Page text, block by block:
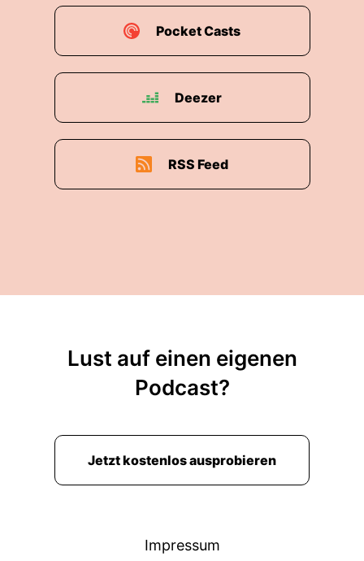
Pocket Casts
Deezer
RSS Feed
Lust auf einen eigenen
Podcast?
Jetzt kostenlos ausprobieren
Impressum